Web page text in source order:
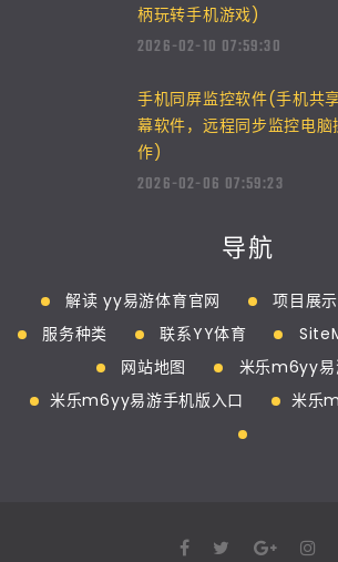
柄玩转手机游戏)
2026-02-10 07:59:30
手机同屏监控软件(手机共
幕软件，远程同步监控电脑
作)
2026-02-06 07:59:23
导航
解读 yy易游体育官网 项目展示
服务种类
联系YY体育
网站地图
米乐m6yy易
米乐m6yy易游手机版入口
米乐